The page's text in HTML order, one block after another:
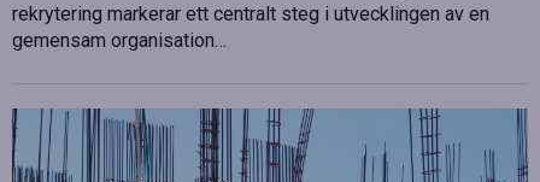
rekrytering markerar ett centralt steg i utvecklingen av en
gemensam organisation…